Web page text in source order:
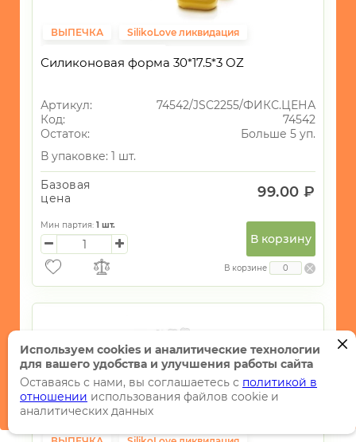
ВЫПЕЧКА
SilikoLove ликвидация
Силиконовая форма 30*17.5*3 OZ
Артикул:
74542/JSC2255/ФИКС.ЦЕНА
Код:
74542
Остаток:
Больше 5 уп.
В упаковке: 1 шт.
Базовая
цена
99.00 ₽
Мин партия: 1 шт.
В корзину
В корзине
Используем cookies и аналитические технологии
для вашего удобства и улучшения работы сайта
Оставаясь с нами, вы соглашаетесь с политикой в
отношении использования файлов cookie и
аналитических данных